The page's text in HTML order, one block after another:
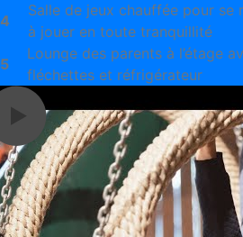
4
Salle de jeux chauffée pour
à jouer en toute tranquillité
5
Lounge des parents à l’étage
fléchettes et réfrigérateur